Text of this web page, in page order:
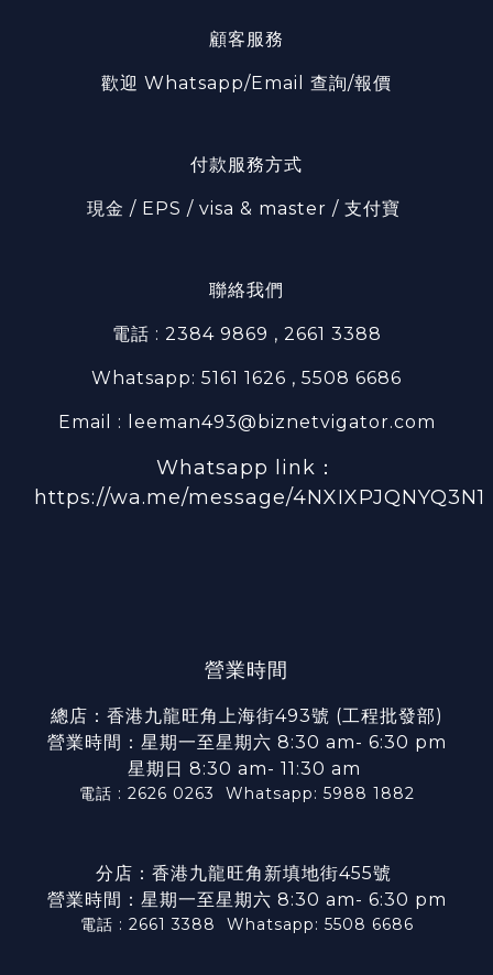
顧客服務
歡迎 Whatsapp/Email 查詢/報價
付款服務方式
現金 / EPS / visa & master / 支付寶
聯絡我們
電話 : 2384 9869 , 2661 3388
Whatsapp: 5161 1626 , 5508 6686
Email : leeman493@biznetvigator.com
Whatsapp link：
https://wa.me/message/4NXIXPJQNYQ3N1
營業時間
總店：香港九龍旺角上海街493號 (工程批發部)
營業時間：星期一至星期六 8:30 am- 6:30 pm
星期日 8:30 am- 11:30 am
電話 : 2626 0263 Whatsapp: 5988 1882
分店：香港九龍旺角新填地街455號
營業時間：星期一至星期六 8:30 am- 6:30 pm
電話 : 2661 3388 Whatsapp: 5508 6686